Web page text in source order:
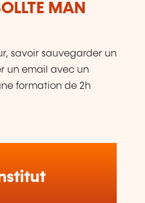
MAN
savoir sauvegarder un
un email avec un
formation de 2h